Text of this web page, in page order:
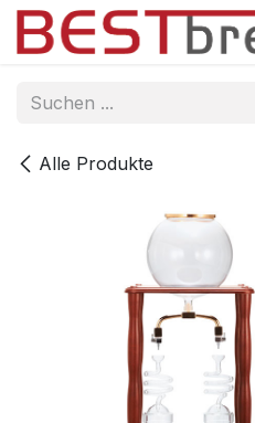
Zum Inhalt springen
Alle Produkte